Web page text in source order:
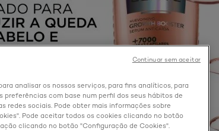
analisar os nossos serviços, para fins analíticos, para
com base num perfil dos seus hábitos de
redes sociais. Pode obter mais informações sobre
Pode aceitar todos os cookies clicando no botão
clicando no botão "Configuração de Cookies".
Continuar sem aceitar